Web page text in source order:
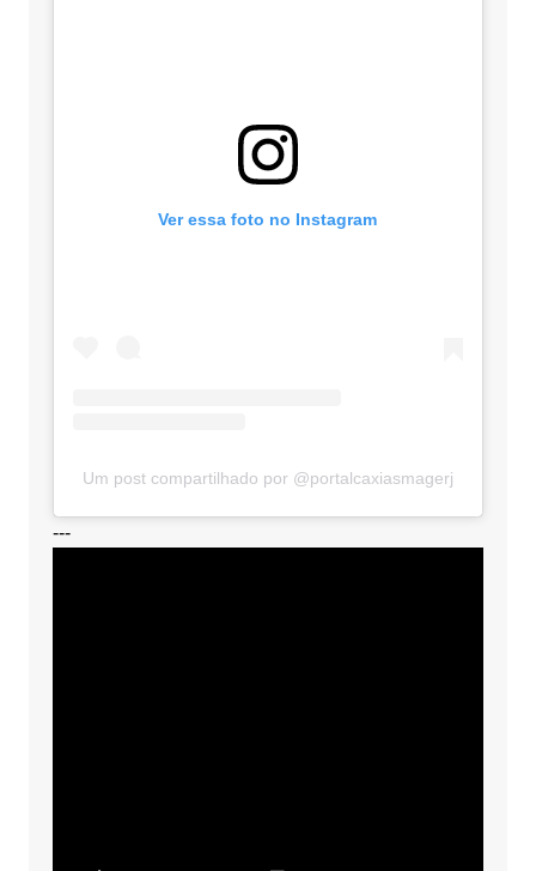
Ver essa foto no Instagram
Um post compartilhado por @portalcaxiasmagerj
---